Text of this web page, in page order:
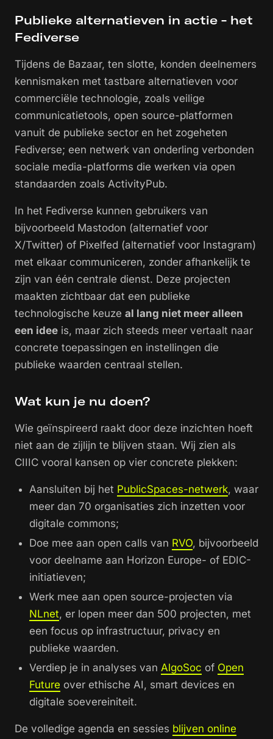
Publieke alternatieven in actie - het
Fediverse
Tijdens de Bazaar, ten slotte, konden deelnemers
kennismaken met tastbare alternatieven voor
commerciële technologie, zoals veilige
communicatietools, open source-platformen
vanuit de publieke sector en het zogeheten
Fediverse; een netwerk van onderling verbonden
sociale media-platforms die werken via open
standaarden zoals ActivityPub.
In het Fediverse kunnen gebruikers van
bijvoorbeeld Mastodon (alternatief voor
X/Twitter) of Pixelfed (alternatief voor Instagram)
met elkaar communiceren, zonder afhankelijk te
zijn van één centrale dienst. Deze projecten
maakten zichtbaar dat een publieke
technologische keuze al lang niet meer alleen
een idee is, maar zich steeds meer vertaalt naar
concrete toepassingen en instellingen die
publieke waarden centraal stellen.
Wat kun je nu doen?
Wie geïnspireerd raakt door deze inzichten hoeft
niet aan de zijlijn te blijven staan. Wij zien als
CIIIC vooral kansen op vier concrete plekken:
Aansluiten bij het PublicSpaces-netwerk, waar
meer dan 70 organisaties zich inzetten voor
digitale commons;
Doe mee aan open calls van RVO, bijvoorbeeld
voor deelname aan Horizon Europe- of EDIC-
initiatieven;
Werk mee aan open source-projecten via
NLnet, er lopen meer dan 500 projecten, met
een focus op infrastructuur, privacy en
publieke waarden.
Verdiep je in analyses van AlgoSoc of Open
Future over ethische AI, smart devices en
digitale soevereiniteit.
De volledige agenda en sessies blijven online